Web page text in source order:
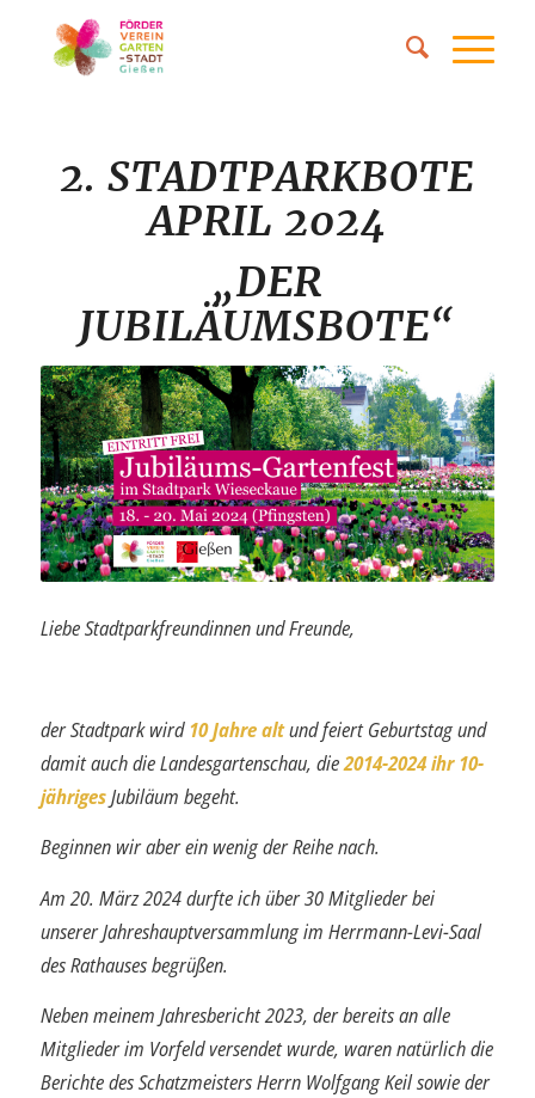
2. STADTPARKBOTE
APRIL 2024
„DER
JUBILÄUMSBOTE“
Liebe Stadtparkfreundinnen und Freunde,
der Stadtpark wird10 Jahre altund feiert Geburtstag und
damit auch die Landes­gartenschau, die2014-2024 ihr 10-
jährigesJubiläum begeht.
Beginnen wir aber ein wenig der Reihe nach.
Am 20. März 2024 durfte ich über 30 Mitglieder bei
unserer Jahreshauptversammlung im Herrmann-Levi-Saal
des Rathauses begrüßen.
Neben meinem Jahresbericht 2023, der bereits an alle
Mitglieder im Vorfeld versendet wurde, waren natürlich die
Berichte des Schatzmeisters Herrn Wolfgang Keil sowie der